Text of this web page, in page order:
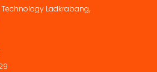
Ladkrabang,